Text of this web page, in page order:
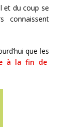
et du coup se
connaissent
que les
à la fin de